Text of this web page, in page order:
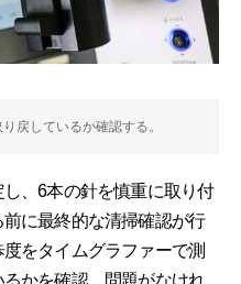
戻しているか確認する。
、6本の針を慎重に取り付
に最終的な清掃確認が行
をタイムグラファーで測